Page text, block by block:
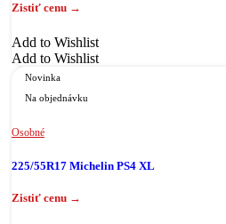
Add to Wishlist
Add to Wishlist
Novinka
Na objednávku
Osobné
225/55R17 Michelin PS4 XL